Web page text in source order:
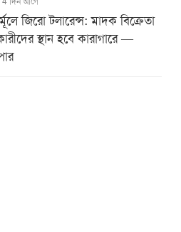
জিরো টলারেন্স: মাদক বিক্রেতা
স্থান হবে কারাগারে —